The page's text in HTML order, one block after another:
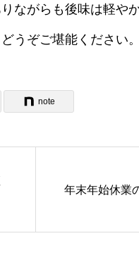
ながらも後味は軽やか
うぞご堪能ください。
note
年末年始休業